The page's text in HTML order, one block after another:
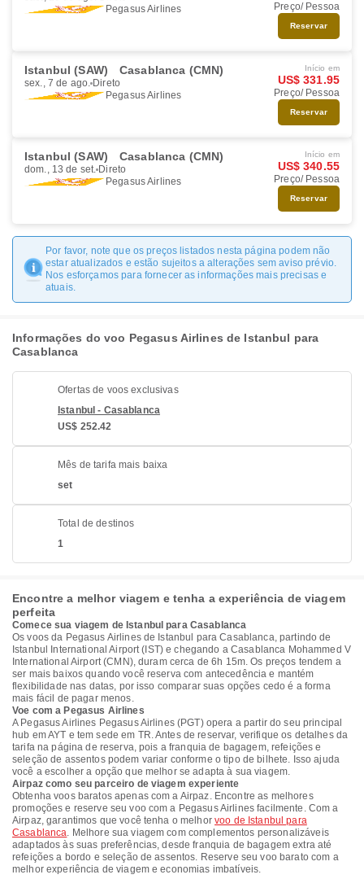
Pegasus Airlines
Preço/ Pessoa
Reservar
Istanbul (SAW) Casablanca (CMN)
sex., 7 de ago. Direto
Pegasus Airlines
Início em
US$ 331.95
Preço/ Pessoa
Reservar
Istanbul (SAW) Casablanca (CMN)
dom., 13 de set. Direto
Pegasus Airlines
Início em
US$ 340.55
Preço/ Pessoa
Reservar
Por favor, note que os preços listados nesta página podem não
estar atualizados e estão sujeitos a alterações sem aviso prévio.
Nos esforçamos para fornecer as informações mais precisas e
atuais.
Informações do voo Pegasus Airlines de Istanbul para
Casablanca
Ofertas de voos exclusivas
Istanbul - Casablanca
US$ 252.42
Mês de tarifa mais baixa
set
Total de destinos
1
Encontre a melhor viagem e tenha a experiência de viagem
perfeita
Comece sua viagem de Istanbul para Casablanca
Os voos da Pegasus Airlines de Istanbul para Casablanca, partindo de
Istanbul International Airport (IST) e chegando a Casablanca Mohammed V
International Airport (CMN), duram cerca de 6h 15m. Os preços tendem a
ser mais baixos quando você reserva com antecedência e mantém
flexibilidade nas datas, por isso comparar suas opções cedo é a forma
mais fácil de pagar menos.
Voe com a Pegasus Airlines
A Pegasus Airlines Pegasus Airlines (PGT) opera a partir do seu principal
hub em AYT e tem sede em TR. Antes de reservar, verifique os detalhes da
tarifa na página de reserva, pois a franquia de bagagem, refeições e
seleção de assentos podem variar conforme o tipo de bilhete. Isso ajuda
você a escolher a opção que melhor se adapta à sua viagem.
Airpaz como seu parceiro de viagem experiente
Obtenha voos baratos apenas com a Airpaz. Encontre as melhores
promoções e reserve seu voo com a Pegasus Airlines facilmente. Com a
Airpaz, garantimos que você tenha o melhorvoo de Istanbul para
Casablanca. Melhore sua viagem com complementos personalizáveis
adaptados às suas preferências, desde franquia de bagagem extra até
refeições a bordo e seleção de assentos. Reserve seu voo barato com a
melhor experiência de viagem e economias imbatíveis.